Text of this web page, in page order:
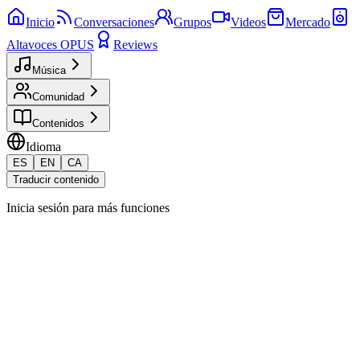
Inicio Conversaciones Grupos Videos
Mercado
Altavoces OPUS
Reviews
Música
Comunidad
Contenidos
Idioma
ES EN
CA
Traducir contenido
Inicia sesión para más funciones